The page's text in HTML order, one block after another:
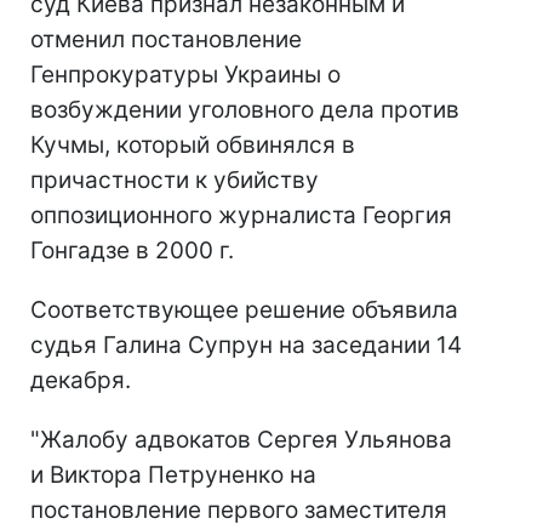
отменил постановление
Генпрокуратуры Украины о
возбуждении уголовного дела против
Кучмы, который обвинялся в
причастности к убийству
оппозиционного журналиста Георгия
Гонгадзе в 2000 г.
Соответствующее решение объявила
судья Галина Супрун на заседании 14
декабря.
"Жалобу адвокатов Сергея Ульянова
и Виктора Петруненко на
постановление первого заместителя